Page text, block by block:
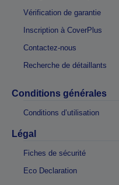
Vérification de garantie
Inscription à CoverPlus
Contactez-nous
Recherche de détaillants
Conditions générales
Conditions d’utilisation
Légal
Fiches de sécurité
Eco Declaration